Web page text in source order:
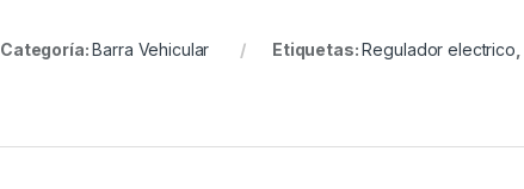
Categoría:Barra Vehicular Etiquetas:Regulador electrico